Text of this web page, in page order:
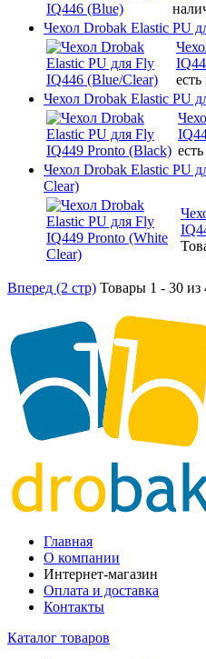
Чехол Drobak Elastic PU
Чехол Drobak Elastic PU
Чехол Drobak Elastic PU
Clear)
Вперед (2 стр) Товары 1 - 30 из
Главная
О компании
Интернет-магазин
Оплата и доставка
Контакты
Каталог товаров